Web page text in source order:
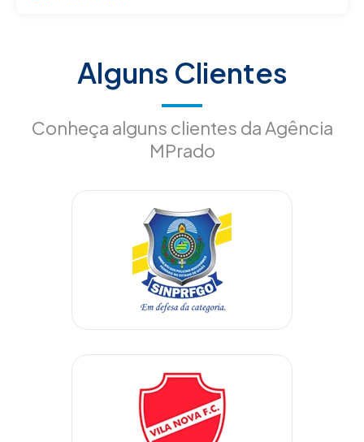
Alguns Clientes
Conheça alguns clientes da Agência
MPrado